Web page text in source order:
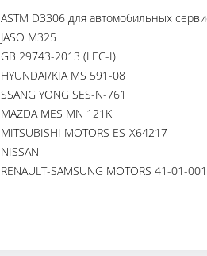
ASTM D3306 для автомобильных
JASO M325
GB 29743-2013 (LEC-I)
HYUNDAI/KIA MS 591-08
SSANG YONG SES-N-761
MAZDA MES MN 121K
MITSUBISHI MOTORS ES-X64217
NISSAN
RENAULT-SAMSUNG MOTORS 41-01-